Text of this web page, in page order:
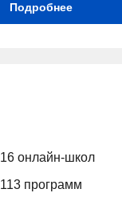
Подробнее
16 онлайн-школ
113 программ